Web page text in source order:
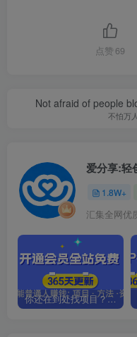
点赞 69
Not afraid of people
不怕万
爱分享:轻
1.8W+
汇集全网优
你还在到处找项目？还在当韭菜？我靠卖项目一个月收入5万+，曾经我也是个失败者。